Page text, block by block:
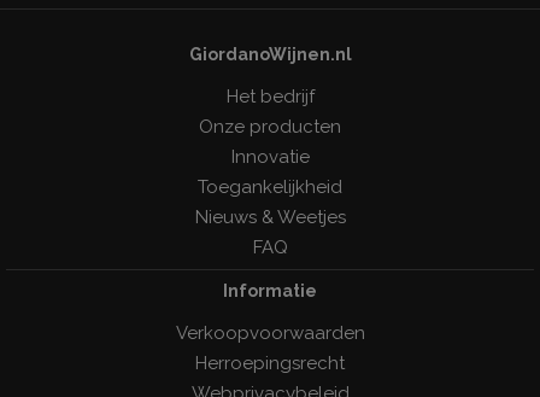
GiordanoWijnen.nl
Het bedrijf
Onze producten
Innovatie
Toegankelijkheid
Nieuws & Weetjes
FAQ
Informatie
Verkoopvoorwaarden
Herroepingsrecht